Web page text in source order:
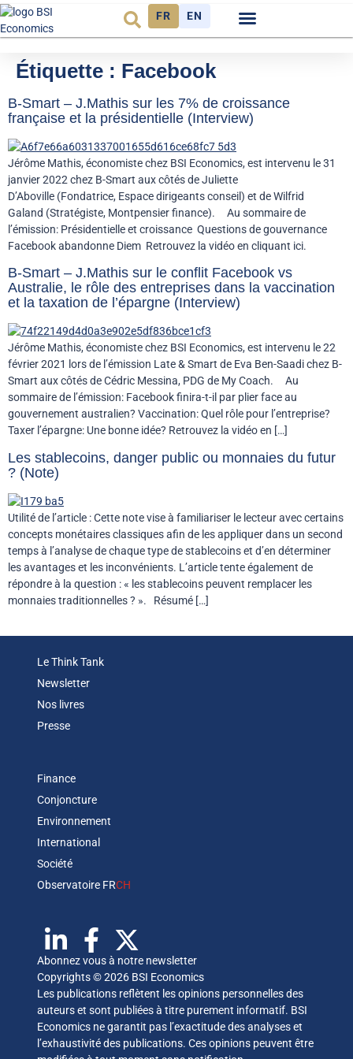
FR EN
Étiquette : Facebook
B-Smart – J.Mathis sur les 7% de croissance
française et la présidentielle (Interview)
Jérôme Mathis, économiste chez BSI Economics, est intervenu le 31
janvier 2022 chez B-Smart aux côtés de Juliette
D’Aboville (Fondatrice, Espace dirigeants conseil) et de Wilfrid
Galand (Stratégiste, Montpensier finance). Au sommaire de
l’émission: Présidentielle et croissance Questions de gouvernance
Facebook abandonne Diem Retrouvez la vidéo en cliquant ici.
B-Smart – J.Mathis sur le conflit Facebook vs
Australie, le rôle des entreprises dans la vaccination
et la taxation de l’épargne (Interview)
Jérôme Mathis, économiste chez BSI Economics, est intervenu le 22
février 2021 lors de l’émission Late & Smart de Eva Ben-Saadi chez B-
Smart aux côtés de Cédric Messina, PDG de My Coach. Au
sommaire de l’émission: Facebook finira-t-il par plier face au
gouvernement australien? Vaccination: Quel rôle pour l’entreprise?
Taxer l’épargne: Une bonne idée? Retrouvez la vidéo en […]
Les stablecoins, danger public ou monnaies du futur
? (Note)
Utilité de l’article : Cette note vise à familiariser le lecteur avec certains
concepts monétaires classiques afin de les appliquer dans un second
temps à l’analyse de chaque type de stablecoins et d’en déterminer
les avantages et les inconvénients. L’article tente également de
répondre à la question : « les stablecoins peuvent remplacer les
monnaies traditionnelles ? ». Résumé […]
Le Think Tank
Newsletter
Nos livres
Presse
Finance
Conjoncture
Environnement
International
Société
Observatoire FRCH
Abonnez vous à notre newsletter
Copyrights © 2026 BSI Economics
Les publications reflètent les opinions personnelles des
auteurs et sont publiées à titre purement informatif. BSI
Economics ne garantit pas l’exactitude des analyses et
l’exhaustivité des publications. Ces opinions peuvent être